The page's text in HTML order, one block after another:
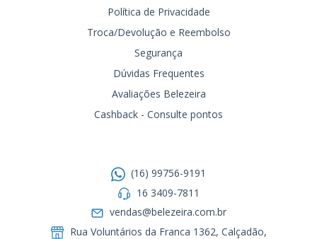
Política de Privacidade
Troca/Devolução e Reembolso
Segurança
Dúvidas Frequentes
Avaliações Belezeira
Cashback - Consulte pontos
(16) 99756-9191
16 3409-7811
vendas@belezeira.com.br
Rua Voluntários da Franca 1362, Calçadão,